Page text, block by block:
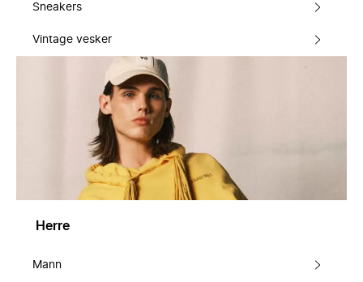
Sneakers
Vintage vesker
Herre
Mann